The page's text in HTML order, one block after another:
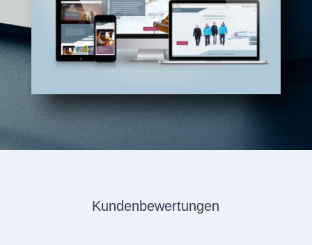
Kundenbewertungen